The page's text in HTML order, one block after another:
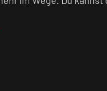
gemischte